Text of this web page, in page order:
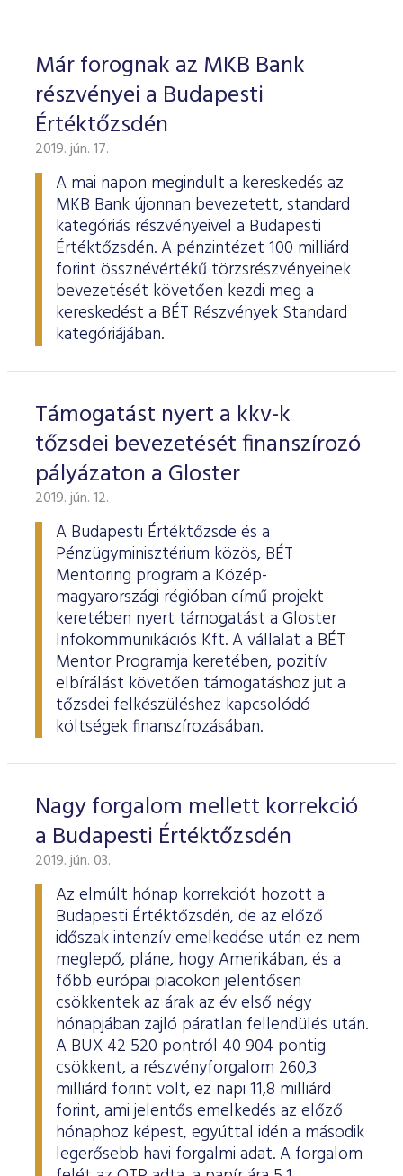
Már forognak az MKB Bank
részvényei a Budapesti
Értéktőzsdén
2019. jún. 17.
A mai napon megindult a kereskedés az
MKB Bank újonnan bevezetett, standard
kategóriás részvényeivel a Budapesti
Értéktőzsdén. A pénzintézet 100 milliárd
forint össznévértékű törzsrészvényeinek
bevezetését követően kezdi meg a
kereskedést a BÉT Részvények Standard
kategóriájában.
Támogatást nyert a kkv-k
tőzsdei bevezetését finanszírozó
pályázaton a Gloster
2019. jún. 12.
A Budapesti Értéktőzsde és a
Pénzügyminisztérium közös, BÉT
Mentoring program a Közép-
magyarországi régióban című projekt
keretében nyert támogatást a Gloster
Infokommunikációs Kft. A vállalat a BÉT
Mentor Programja keretében, pozitív
elbírálást követően támogatáshoz jut a
tőzsdei felkészüléshez kapcsolódó
költségek finanszírozásában.
Nagy forgalom mellett korrekció
a Budapesti Értéktőzsdén
2019. jún. 03.
Az elmúlt hónap korrekciót hozott a
Budapesti Értéktőzsdén, de az előző
időszak intenzív emelkedése után ez nem
meglepő, pláne, hogy Amerikában, és a
főbb európai piacokon jelentősen
csökkentek az árak az év első négy
hónapjában zajló páratlan fellendülés után.
A BUX 42 520 pontról 40 904 pontig
csökkent, a részvényforgalom 260,3
milliárd forint volt, ez napi 11,8 milliárd
forint, ami jelentős emelkedés az előző
hónaphoz képest, egyúttal idén a második
legerősebb havi forgalmi adat. A forgalom